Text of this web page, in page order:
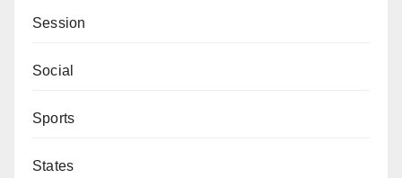
Session
Social
Sports
States